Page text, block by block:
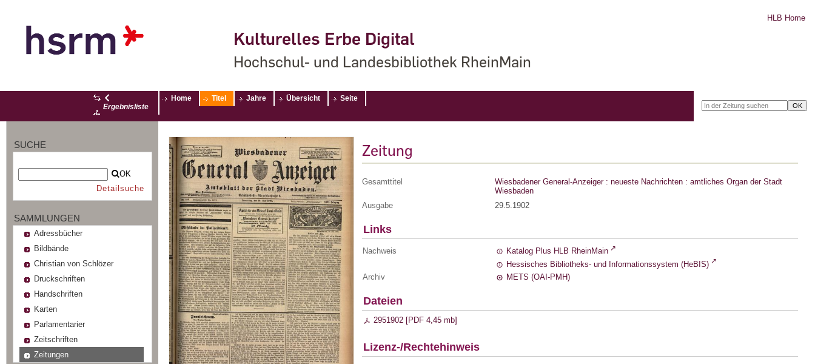
Kulturelles Erbe Digital
Hochschul- und Landesbibliothek RheinMain
HLB Home
Ergebnisliste
Home Titel Jahre Übersicht Seite
SUCHE
OK
Detailsuche
SAMMLUNGEN
Adressbücher
Bildbände
Christian von Schlözer
Druckschriften
Handschriften
Karten
Parlamentarier
Zeitschriften
Zeitungen
Zeitung
Gesamttitel
Wiesbadener General-Anzeiger : neueste Nachrichten : amtliches Organ der Stadt
Wiesbaden
Ausgabe
29.5.1902
Links
Nachweis
Katalog Plus HLB RheinMain
Hessisches Bibliotheks- und Informationssystem (HeBIS)
Archiv
METS (OAI-PMH)
Dateien
2951902 [PDF 4,45 mb]
Lizenz-/Rechtehinweis